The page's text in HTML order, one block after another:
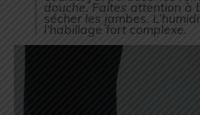
douche. Faites attention à
sécher les jambes.
l’habillage fort complexe.